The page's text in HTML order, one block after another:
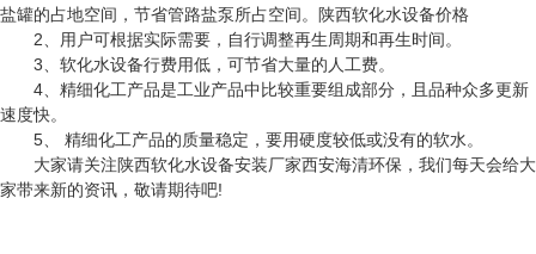
盐罐的占地空间，节省管路盐泵所占空间。
陕西软化水设备价格
2、用户可根据实际需要，自行调整再生周期和再生时间。
3、软化水设备行费用低，可节省大量的人工费。
4、精细化工产品是工业产品中比较重要组成部分，且品种众多更新
速度快。
5、 精细化工产品的质量稳定，要用硬度较低或没有的软水。
大家请关注陕西软化水设备安装厂家西安海清环保，我们每天会给大
家带来新的资讯，敬请期待吧!